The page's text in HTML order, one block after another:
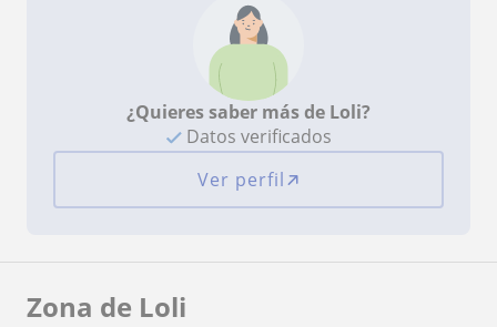
¿Quieres saber más de Loli?
Datos verificados
Ver perfil
Zona de Loli